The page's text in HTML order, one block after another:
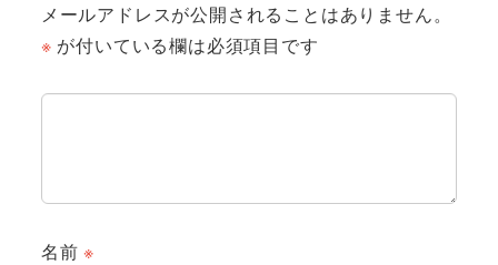
メールアドレスが公開されることはありません。
※ が付いている欄は必須項目です
名前※